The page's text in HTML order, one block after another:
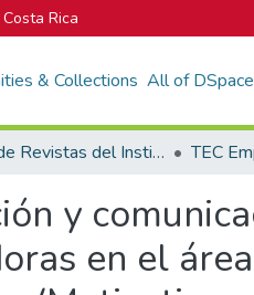
Rica
& Collections All of DSpace
Portal de Revistas del Instituto Tecnológico de Costa Rica TEC
y
en el